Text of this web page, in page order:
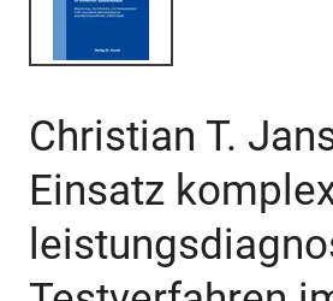
Christian T.
Einsatz